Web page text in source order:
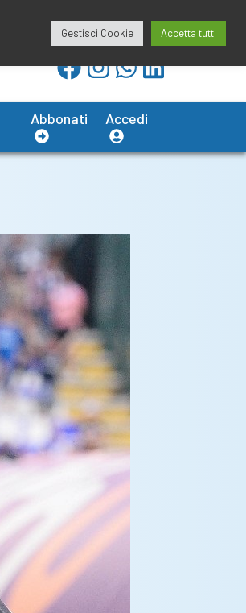
Abbonati Accedi
Gestisci Cookie Accetta tutti